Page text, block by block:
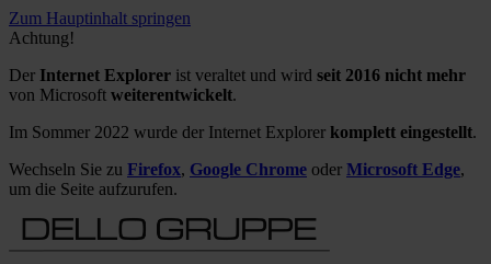
Zum Hauptinhalt springen
Achtung!
Der Internet Explorer ist veraltet und wird seit 2016 nicht mehr
von Microsoft weiterentwickelt.
Im Sommer 2022 wurde der Internet Explorer komplett eingestellt.
Wechseln Sie zu Firefox, Google Chrome oder Microsoft Edge,
um die Seite aufzurufen.